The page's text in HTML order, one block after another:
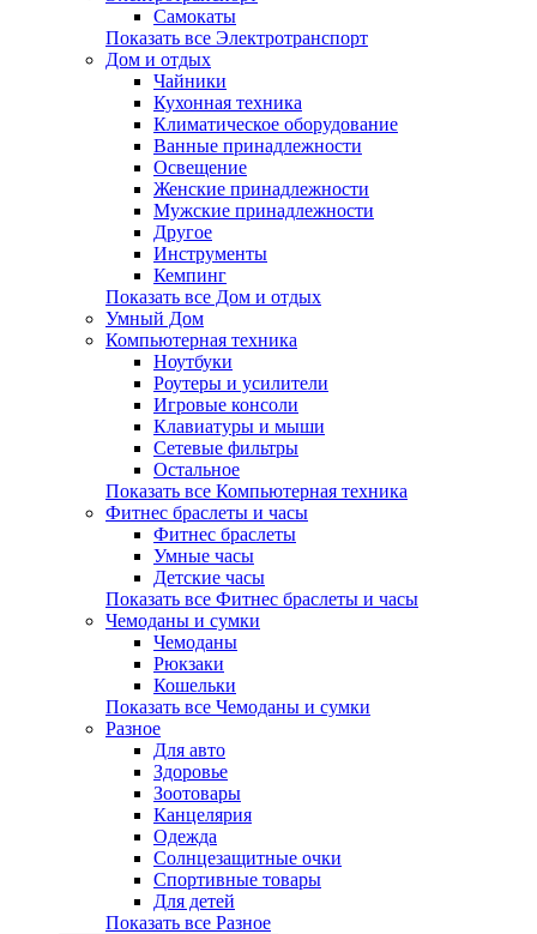
Самокаты
Показать все Электротранспорт
Дом и отдых
Чайники
Кухонная техника
Климатическое оборудование
Ванные принадлежности
Освещение
Женские принадлежности
Мужские принадлежности
Другое
Инструменты
Кемпинг
Показать все Дом и отдых
Умный Дом
Компьютерная техника
Ноутбуки
Роутеры и усилители
Игровые консоли
Клавиатуры и мыши
Сетевые фильтры
Остальное
Показать все Компьютерная техника
Фитнес браслеты и часы
Фитнес браслеты
Умные часы
Детские часы
Показать все Фитнес браслеты и часы
Чемоданы и сумки
Чемоданы
Рюкзаки
Кошельки
Показать все Чемоданы и сумки
Разное
Для авто
Здоровье
Зоотовары
Канцелярия
Одежда
Солнцезащитные очки
Спортивные товары
Для детей
Показать все Разное